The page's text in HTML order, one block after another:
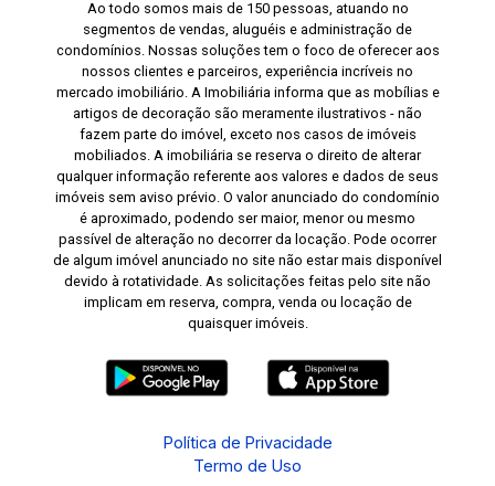
Ao todo somos mais de 150 pessoas, atuando no
segmentos de vendas, aluguéis e administração de
condomínios. Nossas soluções tem o foco de oferecer aos
nossos clientes e parceiros, experiência incríveis no
mercado imobiliário. A Imobiliária informa que as mobílias e
artigos de decoração são meramente ilustrativos - não
fazem parte do imóvel, exceto nos casos de imóveis
mobiliados. A imobiliária se reserva o direito de alterar
qualquer informação referente aos valores e dados de seus
imóveis sem aviso prévio. O valor anunciado do condomínio
é aproximado, podendo ser maior, menor ou mesmo
passível de alteração no decorrer da locação. Pode ocorrer
de algum imóvel anunciado no site não estar mais disponível
devido à rotatividade. As solicitações feitas pelo site não
implicam em reserva, compra, venda ou locação de
quaisquer imóveis.
Política de Privacidade
Termo de Uso